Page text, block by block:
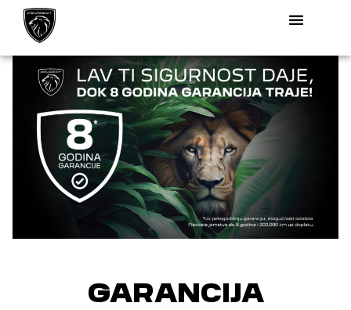
GARANCIJA